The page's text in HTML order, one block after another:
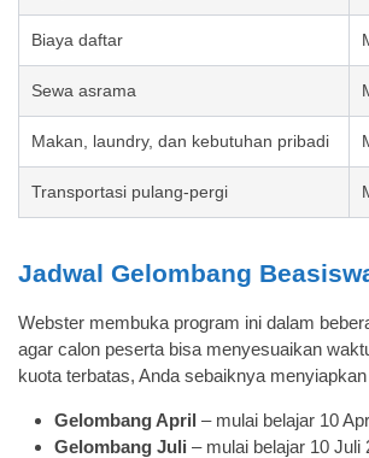
Biaya daftar
Sewa asrama
Makan, laundry, dan kebutuhan pribadi
Transportasi pulang-pergi
Jadwal Gelombang
Webster membuka program ini dalam
agar calon peserta bisa menyesuaikan
kuota terbatas, Anda sebaiknya
Gelombang April – mulai belajar 10
Gelombang Juli – mulai belajar 10 Juli